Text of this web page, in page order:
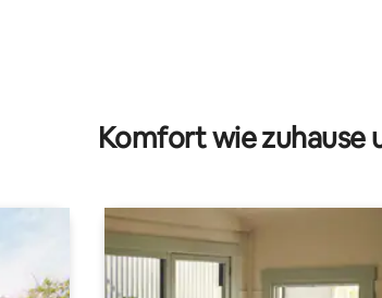
Komfort wie zuhause